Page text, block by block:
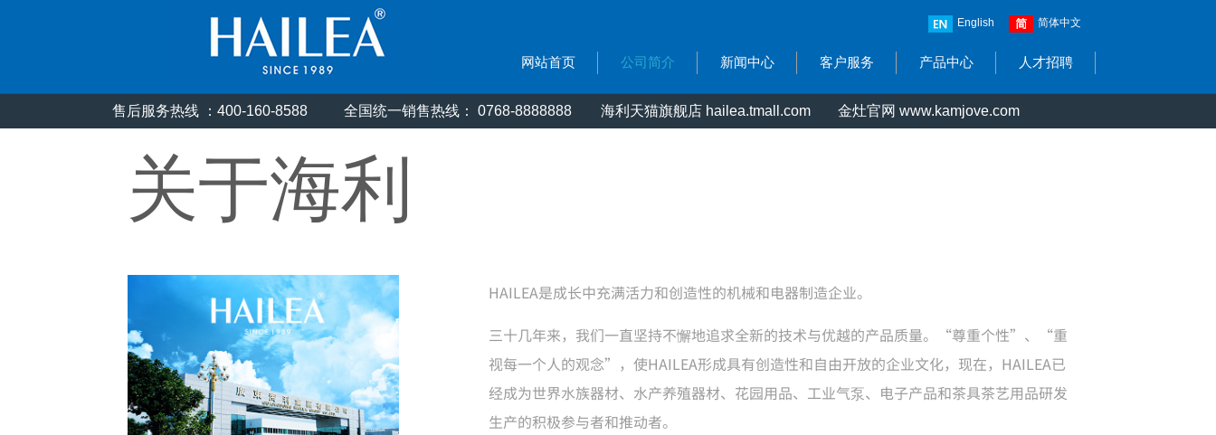
关于海利
HAILEA是成长中充满活力和创造性的机械和电器制造企业。
三十几年来，我们一直坚持不懈地追求全新的技术与优越的产品质量。“尊重个性”、“重
视每一个人的观念”，使HAILEA形成具有创造性和自由开放的企业文化，现在，HAILEA已
经成为世界水族器材、水产养殖器材、花园用品、工业气泵、电子产品和茶具茶艺用品研发
生产的积极参与者和推动者。
English 简体中文
网站首页 公司简介 新闻中心 客户服务 产品中心 人才招聘
售后服务热线 ：400-160-8588 全国统一销售热线： 0768-8888888 海利天猫旗舰店 hailea.tmall.com 金灶官网 www.kamjove.com